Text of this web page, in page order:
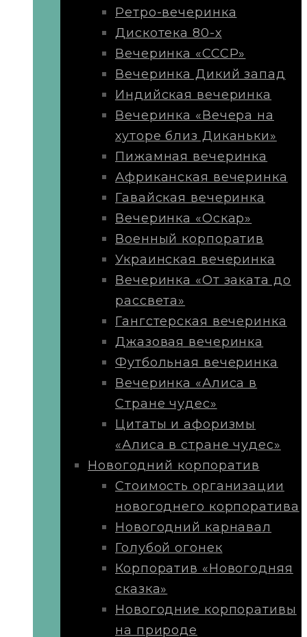
Ретро-вечеринка
Дискотека 80-х
Вечеринка «СССР»
Вечеринка Дикий запад
Индийская вечеринка
Вечеринка «Вечера на
хуторе близ Диканьки»
Пижамная вечеринка
Африканская вечеринка
Гавайская вечеринка
Вечеринка «Оскар»
Военный корпоратив
Украинская вечеринка
Вечеринка «От заката до
рассвета»
Гангстерская вечеринка
Джазовая вечеринка
Футбольная вечеринка
Вечеринка «Алиса в
Стране чудес»
Цитаты и афоризмы
«Алиса в стране чудес»
Новогодний корпоратив
Стоимость организации
новогоднего корпоратива
Новогодний карнавал
Голубой огонек
Корпоратив «Новогодняя
сказка»
Новогодние корпоративы
на природе